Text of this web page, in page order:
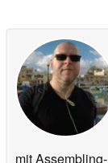
mit